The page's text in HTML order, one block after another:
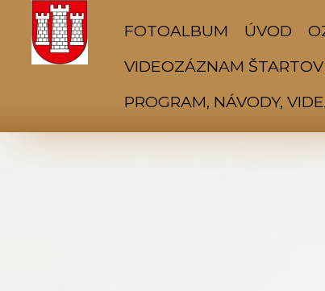
FOTOALBUM ÚVOD
VIDEOZÁZNAM
PROGRAM, NÁVODY,